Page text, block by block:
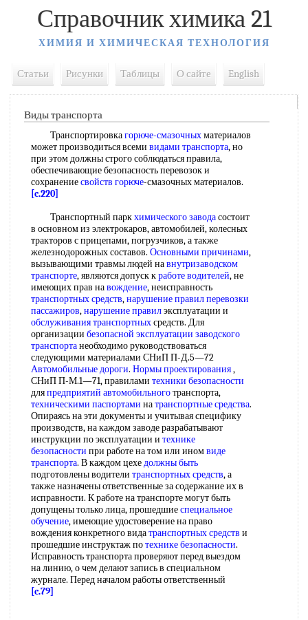
Справочник химика 21
ХИМИЯ И ХИМИЧЕСКАЯ ТЕХНОЛОГИЯ
Статьи Рисунки Таблицы О сайте English
Виды транспорта
Транспортировкагорюче-смазочныхматериалов
может производиться всеми видами транспорта, но
при этом должны строго соблюдаться правила,
обеспечивающие безопасность перевозок и
сохранениесвойств горюче-смазочных материалов.
[c.220]
Транспортный паркхимического заводасостоит
в основном из электрокаров, автомобилей, колесных
тракторов с прицепами, погрузчиков, а также
железнодорожных составов. Основными причинами,
вызывающими травмы людей навнутризаводском
транспорте, являются допуск кработе водителей, не
имеющих прав навождение, неисправность
транспортных средств,нарушение правилперевозки
пассажиров,нарушение правилэксплуатации и
обслуживания транспортныхсредств. Для
организации безопасной эксплуатации заводского
транспортанеобходимо руководствоваться
следующими материалами СНиП П-Д.5—72
Автомобильные дороги. Нормы проектирования,
СНиП П-М.1—71, правилами техники безопасности
дляпредприятий автомобильноготранспорта,
техническими паспортами натранспортные средства.
Опираясь на эти документы и учитывая специфику
производств, на каждом заводе разрабатывают
инструкции по эксплуатации и технике
безопасности при работе на том или иномвиде
транспорта. В каждом цехедолжны быть
подготовлены водители транспортных средств, а
также назначены ответственные за содержание их в
исправности. К работе на транспорте могут быть
допущены только лица, прошедшиеспециальное
обучение, имеющие удостоверение на право
вождения конкретного видатранспортных средств и
прошедшие инструктаж потехнике безопасности.
Исправность транспорта проверяют перед выездом
на линию, о чем делают запись в специальном
журнале. Перед началом работы ответственный
[c.79]